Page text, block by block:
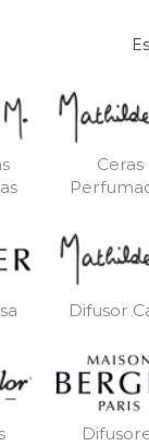
Ceras
Difusor